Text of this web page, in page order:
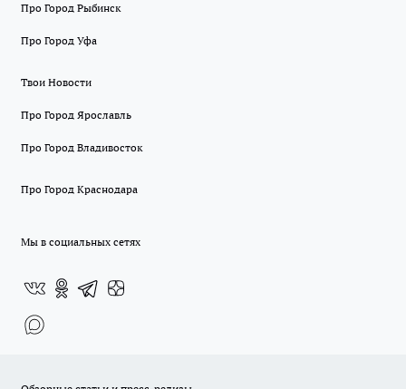
Про Город Рыбинск
Про Город Уфа
Твои Новости
Про Город Ярославль
Про Город Владивосток
Про Город Краснодара
Мы в социальных сетях